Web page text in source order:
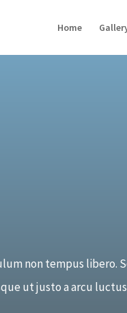
Home
non tempus libero.
ut justo a arcu